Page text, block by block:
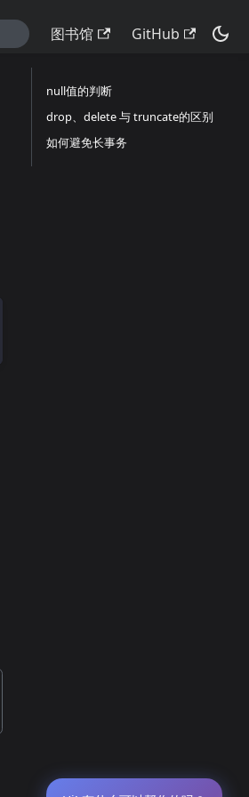
图书馆 GitHub
null值的判断
drop、delete 与 truncate的区别
如何避免长事务